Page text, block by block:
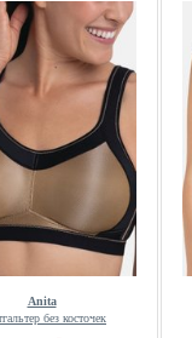
Anita
без косточек